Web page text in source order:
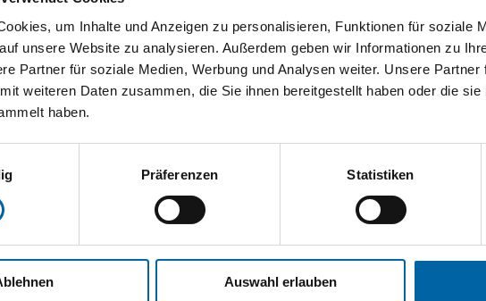
um Inhalte und Anzeigen zu personalisieren, Funktionen für soziale
unsere Website zu analysieren. Außerdem geben wir Informationen zu
Partner für soziale Medien, Werbung und Analysen weiter. Unsere Partner
weiteren Daten zusammen, die Sie ihnen bereitgestellt haben oder die
haben.
Präferenzen Statistiken
Auswahl erlauben
Flusskreuzfahrt entlang der Rhône &
Saône